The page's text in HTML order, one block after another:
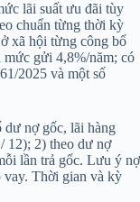
lãi suất ưu đãi tùy
chuẩn từng thời kỳ
xã hội từng công bố
mức gửi 4,8%/năm; có
2025 và một số
dư nợ gốc, lãi hàng
12); 2) theo dư nợ
lần trả gốc. Lưu ý nợ
vay. Thời gian và kỳ